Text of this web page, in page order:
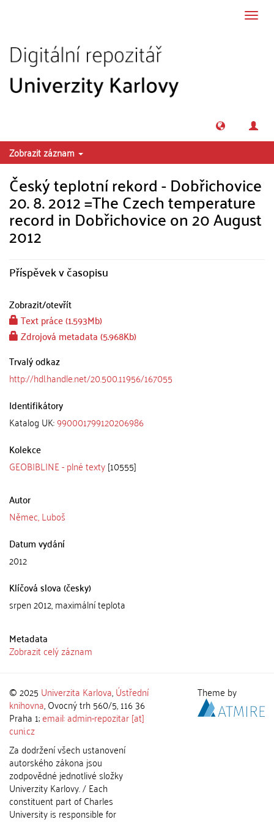
Zobrazit záznam
Český teplotní rekord - Dobřichovice
20. 8. 2012 =The Czech temperature
record in Dobřichovice on 20 August
2012
Příspěvek v časopisu
Zobrazit/otevřít
Text práce (1.593Mb)
Zdrojová metadata (5.968Kb)
Trvalý odkaz
http://hdl.handle.net/20.500.11956/167055
Identifikátory
Katalog UK:990001799120206986
Kolekce
GEOBIBLINE - plné texty[10555]
Autor
Němec, Luboš
Datum vydání
2012
Klíčová slova (česky)
srpen 2012, maximální teplota
Metadata
Zobrazit celý záznam
© 2025 Univerzita Karlova,Ústřední
knihovna, Ovocný trh 560/5, 116 36
Praha 1;email: admin-repozitar [at]
cuni.cz
Za dodržení všech ustanovení
autorského zákona jsou
zodpovědné jednotlivé složky
Univerzity Karlovy. / Each
constituent part of Charles
University is responsible for
Theme by